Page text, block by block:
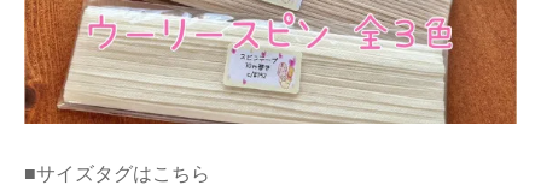
■サイズタグはこちら